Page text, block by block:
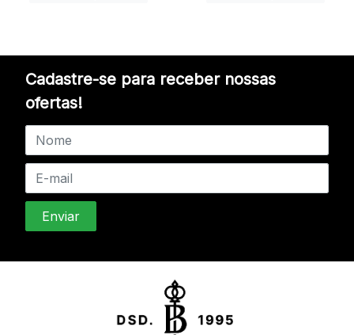
Cadastre-se para receber nossas
ofertas!